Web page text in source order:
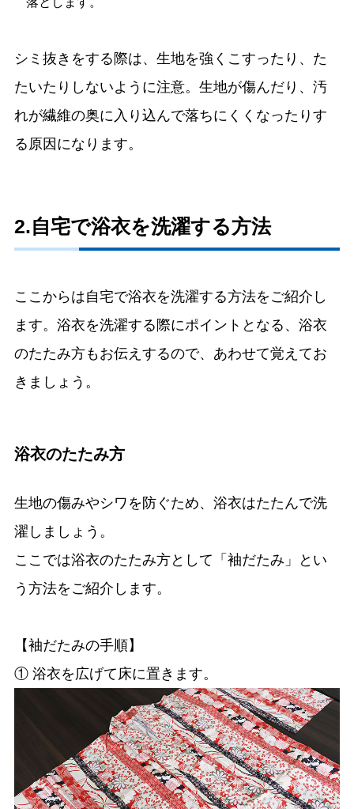
シミ抜きをする際は、生地を強くこすったり、た
たいたりしないように注意。生地が傷んだり、汚
れが繊維の奥に入り込んで落ちにくくなったりす
る原因になります。
2.自宅で浴衣を洗濯する方法
ここからは自宅で浴衣を洗濯する方法をご紹介し
ます。浴衣を洗濯する際にポイントとなる、浴衣
のたたみ方もお伝えするので、あわせて覚えてお
きましょう。
浴衣のたたみ方
生地の傷みやシワを防ぐため、浴衣はたたんで洗
濯しましょう。
ここでは浴衣のたたみ方として「袖だたみ」とい
う方法をご紹介します。
【袖だたみの手順】
① 浴衣を広げて床に置きます。